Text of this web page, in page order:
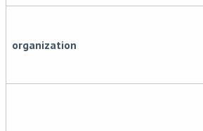
organization